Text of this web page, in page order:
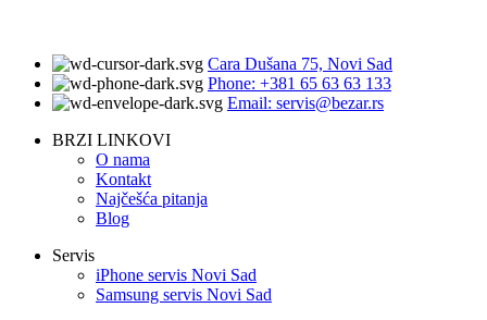
Cara Dušana 75, Novi Sad
Phone: +381 65 63 63 133
Email: servis@bezar.rs
BRZI LINKOVI
O nama
Kontakt
Najčešća pitanja
Blog
Servis
iPhone servis Novi Sad
Samsung servis Novi Sad